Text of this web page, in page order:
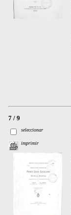
7 / 9
seleccionar
imprimir